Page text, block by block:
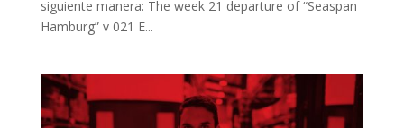
siguiente manera: The week 21 departure of “Seaspan
Hamburg” v 021 E...